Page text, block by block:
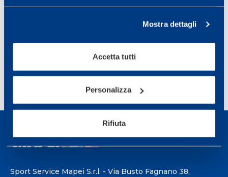
Mostra dettagli
Accetta tutti
Personalizza
Rifiuta
PREPARAZIONE CICLISTICA GIOVANILE
Sport Service Mapei S.r.l. - Via Busto Fagnano 38,